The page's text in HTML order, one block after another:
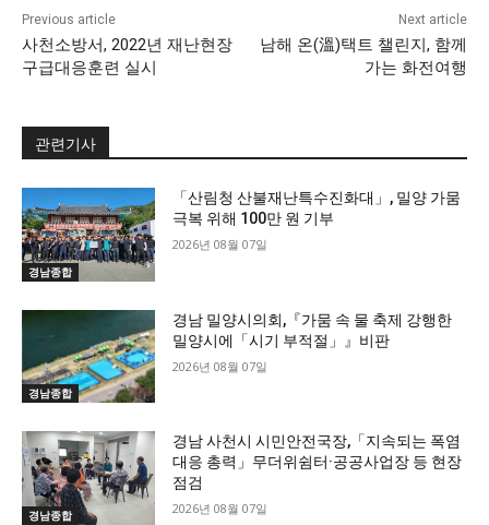
Previous article
사천소방서, 2022년 재난현장
구급대응훈련 실시
Next article
남해 온(溫)택트 챌린지, 함께
가는 화전여행
관련기사
경남종합
「산림청 산불재난특수진화대」, 밀양 가뭄
극복 위해 100만 원 기부
2026년 08월 07일
경남종합
경남 밀양시의회,『가뭄 속 물 축제 강행한
밀양시에「시기 부적절」』비판
2026년 08월 07일
경남종합
경남 사천시 시민안전국장,「지속되는 폭염
대응 총력」무더위쉼터·공공사업장 등 현장
점검
2026년 08월 07일